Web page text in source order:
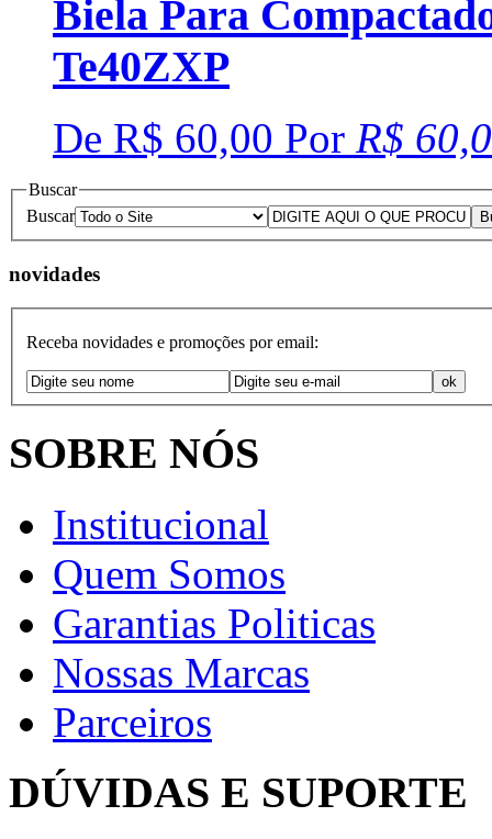
Biela Para
Te40ZXP
De R$ 60,00 Por R$
Buscar
Buscar
novidades
Receba novidades e promoções por email:
SOBRE NÓS
Institucional
Quem Somos
Garantias Politicas
Nossas Marcas
Parceiros
DÚVIDAS E SUPORTE